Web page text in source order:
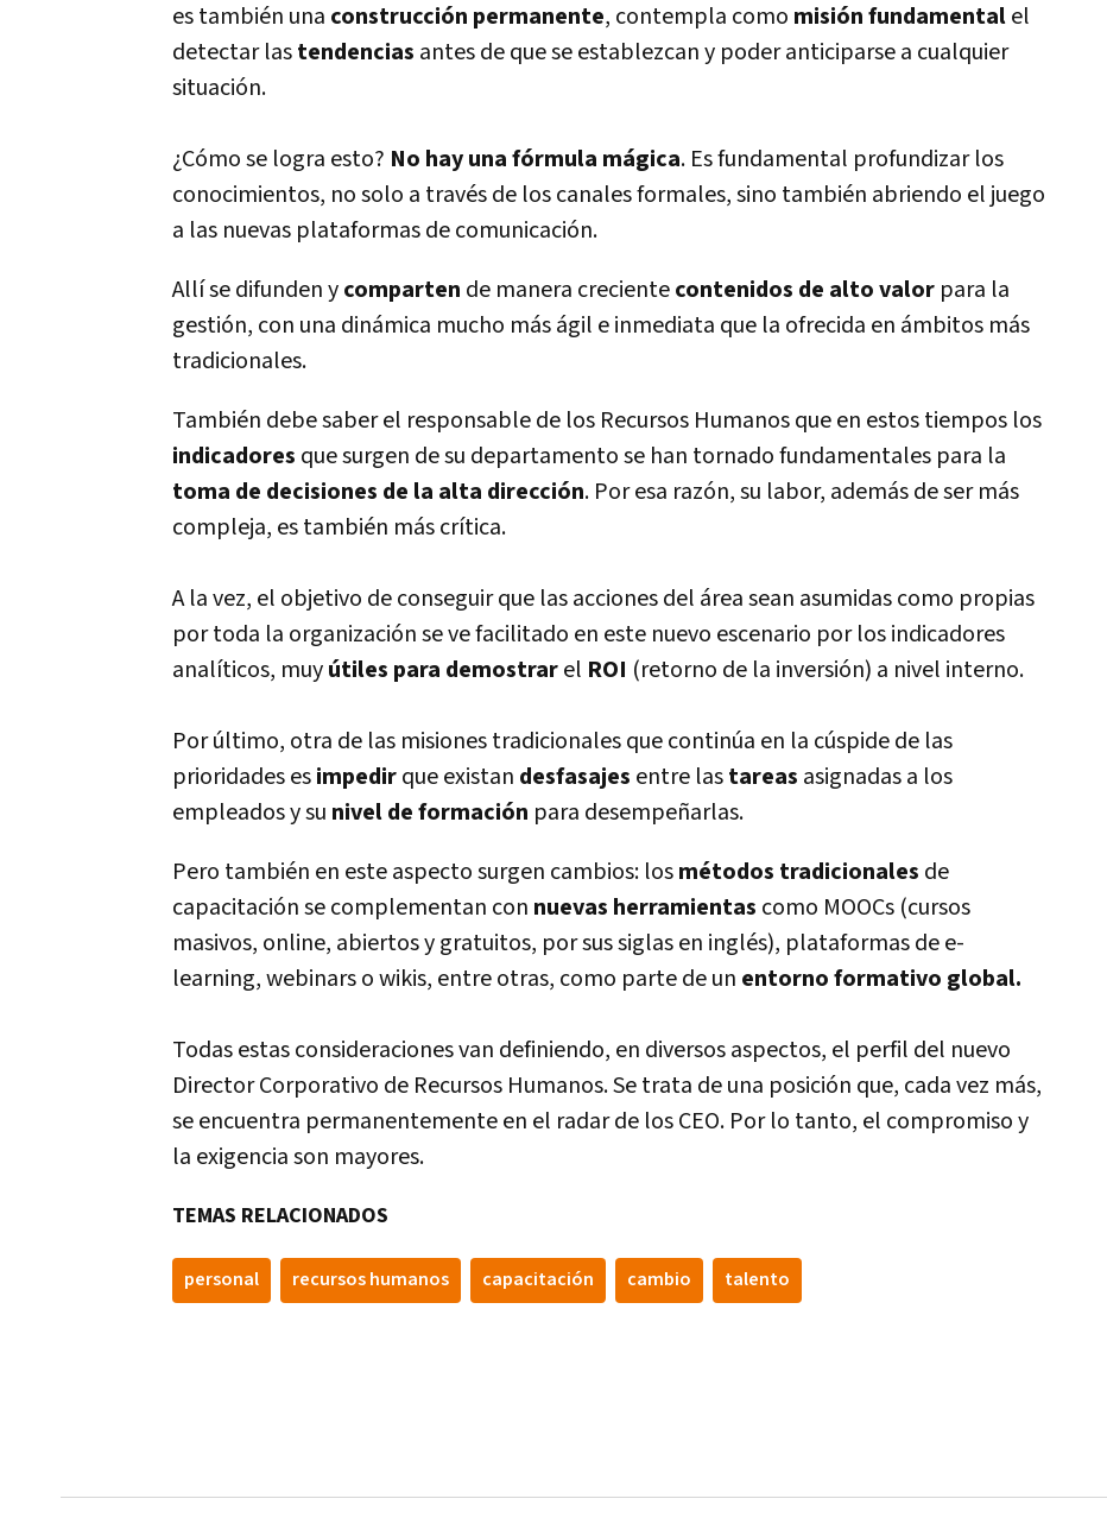
es también una construcción permanente, contempla como misión fundamentalel
detectar lastendencias antes de que se establezcan y poder anticiparse a cualquier
situación.
¿Cómo se logra esto? No hay una fórmula mágica. Es fundamental profundizar los
conocimientos, no solo a través de los canales formales, sino también abriendo el juego
a las nuevas plataformas de comunicación.
Allí se difunden ycomparten de manera crecientecontenidos de alto valor para la
gestión, con una dinámica mucho más ágil e inmediata que la ofrecida en ámbitos más
tradicionales.
También debe saber el responsable de los Recursos Humanos que en estos tiempos los
indicadores que surgen de su departamento se han tornado fundamentales para la
toma de decisiones de la alta dirección. Por esa razón, su labor, además de ser más
compleja, es también más crítica.
A la vez, el objetivo de conseguir que las acciones del área sean asumidas como propias
por toda la organización se ve facilitado en este nuevo escenario por los indicadores
analíticos, muyútiles para demostrarel ROI (retorno de la inversión) a nivel interno.
Por último, otra de las misiones tradicionales que continúa en la cúspide de las
prioridades esimpedirque existan desfasajes entre lastareas asignadas a los
empleados y su nivel de formación para desempeñarlas.
Pero también en este aspecto surgen cambios: losmétodos tradicionales de
capacitación se complementan con nuevas herramientas como MOOCs (cursos
masivos, online, abiertos y gratuitos, por sus siglas en inglés), plataformas de e-
learning, webinars o wikis, entre otras, como parte de un entorno formativo global.
Todas estas consideraciones van definiendo, en diversos aspectos, el perfil del nuevo
Director Corporativo de Recursos Humanos. Se trata de una posición que, cada vez más,
se encuentra permanentemente en el radar de los CEO. Por lo tanto, el compromiso y
la exigencia son mayores.
TEMAS RELACIONADOS
personal recursos humanos capacitación cambio talento